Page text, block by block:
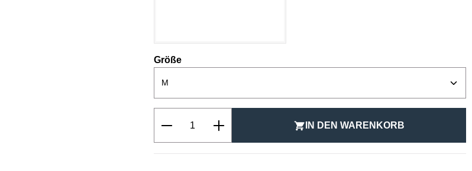
Größeauswählen
Produkt Anzahl: Gib den gewünschten Wert ein
IN DEN WARENKORB